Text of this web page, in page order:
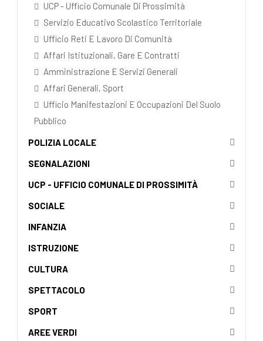
UCP - Ufficio Comunale Di Prossimità
Servizio Educativo Scolastico Territoriale
Ufficio Reti E Lavoro Di Comunità
Affari Istituzionali, Gare E Contratti
Amministrazione E Servizi Generali
Affari Generali, Sport
Ufficio Manifestazioni E Occupazioni Del Suolo
Pubblico
POLIZIA LOCALE
SEGNALAZIONI
UCP - UFFICIO COMUNALE DI PROSSIMITÀ
SOCIALE
INFANZIA
ISTRUZIONE
CULTURA
SPETTACOLO
SPORT
AREE VERDI